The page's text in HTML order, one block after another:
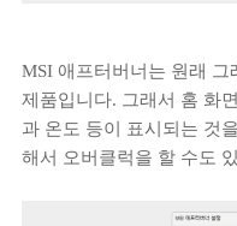
MSI 애프터버너는 원래 그
제품입니다. 그래서 홈 화
과 온도 등이 표시되는 것
해서 오버클럭을 할 수도